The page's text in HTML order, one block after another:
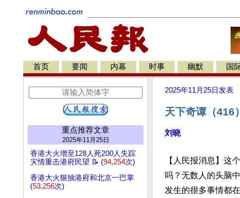
首页 要闻 内幕 时事 幽默 国
重点推荐文章
2025年11月25日
香港大火增至128人死200人失踪
灾情重击港府民望 📝 (94,254次)
香港大火狠抽港府和北京一巴掌
(53,256次)
2025年11月25日 发表
天下奇谭（416
刘晓
【人民报消息】这
吗？无数人的头脑
发生的很多事情都